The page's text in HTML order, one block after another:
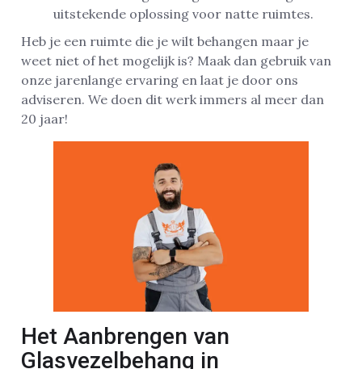
uitstekende oplossing voor natte ruimtes.
Heb je een ruimte die je wilt behangen maar je
weet niet of het mogelijk is? Maak dan gebruik van
onze jarenlange ervaring en laat je door ons
adviseren. We doen dit werk immers al meer dan
20 jaar!
Het Aanbrengen van
Glasvezelbehang in